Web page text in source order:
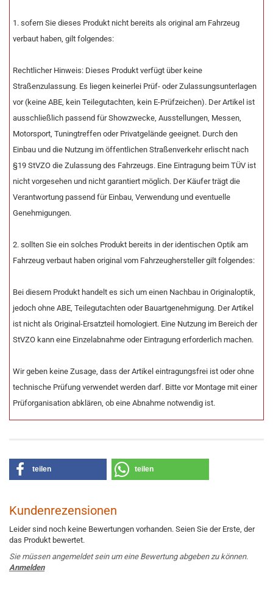
1. sofern Sie dieses Produkt nicht bereits als original am Fahrzeug
verbaut haben, gilt folgendes:
Rechtlicher Hinweis: Dieses Produkt verfügt über keine
Straßenzulassung. Es liegen keinerlei Prüf- oder Zulassungsunterlagen
vor (keine ABE, kein Teilegutachten, kein E-Prüfzeichen). Der Artikel ist
ausschließlich passend für Showzwecke, Ausstellungen, Messen,
Motorsport, Tuningtreffen oder Privatgelände geeignet. Durch den
Einbau und die Nutzung im öffentlichen Straßenverkehr erlischt nach
§19 StVZO die Zulassung des Fahrzeugs. Eine Eintragung beim TÜV ist
nicht vorgesehen und nicht garantiert möglich. Der Käufer trägt die
Verantwortung passend für Einbau, Verwendung und eventuelle
Genehmigungen.
2. sollten Sie ein solches Produkt bereits in der identischen Optik am
Fahrzeug verbaut haben original vom Fahrzeughersteller gilt folgendes:
Bei diesem Produkt handelt es sich um einen Nachbau in Originaloptik,
jedoch ohne ABE, Teilegutachten oder Bauartgenehmigung. Der Artikel
ist nicht als Original-Ersatzteil homologiert. Eine Nutzung im Bereich der
StVZO kann eine Einzelabnahme oder Eintragung erforderlich machen.
Wir geben keine Zusage, dass der Artikel eintragungsfrei ist oder ohne
technische Prüfung verwendet werden darf. Bitte vor Montage mit einer
Prüforganisation abklären, ob eine Abnahme notwendig ist.
teilen teilen
Kundenrezensionen
Leider sind noch keine Bewertungen vorhanden. Seien Sie der Erste, der
das Produkt bewertet.
Sie müssen angemeldet sein um eine Bewertung abgeben zu können.
Anmelden